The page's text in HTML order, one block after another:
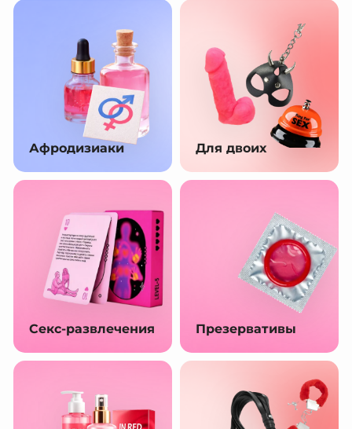
Афродизиаки Для двоих
Секс-развлечения Презервативы